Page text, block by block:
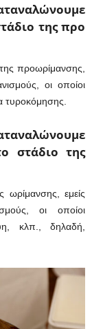
της προ
προωρίμανσης,
οι οποίοι
τυροκόμησης.
στάδιο της
ωρίμανσης, εμείς
οι οποίοι
κλπ., δηλαδή,